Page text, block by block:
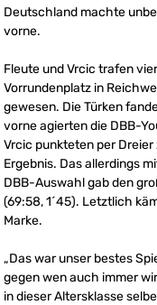
Deutschland machte
vorne.
Fleute und Vrcic trafen
Vorrundenplatz in
gewesen. Die Türken
vorne agierten die DBB-
Vrcic punkteten per
Ergebnis. Das allerdings
DBB-Auswahl gab den
(69:58, 1´45). Letztlich
Marke.
„Das war unser bestes
gegen wen auch immer
in dieser Altersklasse